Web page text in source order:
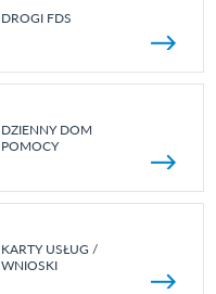
DROGI FDS
DZIENNY DOM
POMOCY
KARTY USŁUG /
WNIOSKI